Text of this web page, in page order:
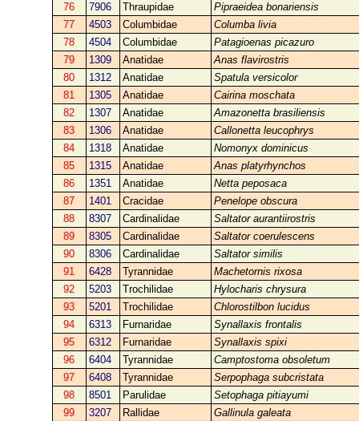
76
7906 Thraupidae
Pipraeidea bonariensis
77
4503 Columbidae
Columba livia
78
4504 Columbidae
Patagioenas picazuro
79
1309 Anatidae
Anas flavirostris
80
1312 Anatidae
Spatula versicolor
81
1305 Anatidae
Cairina moschata
82
1307 Anatidae
Amazonetta brasiliensis
83
1306 Anatidae
Callonetta leucophrys
84
1318 Anatidae
Nomonyx dominicus
85
1315 Anatidae
Anas platyrhynchos
86
1351 Anatidae
Netta peposaca
87
1401 Cracidae
Penelope obscura
88
8307 Cardinalidae
Saltator aurantiirostris
89
8305 Cardinalidae
Saltator coerulescens
90
8306 Cardinalidae
Saltator similis
91
6428 Tyrannidae
Machetornis rixosa
92
5203 Trochilidae
Hylocharis chrysura
93
5201 Trochilidae
Chlorostilbon lucidus
94
6313 Furnaridae
Synallaxis frontalis
95
6312 Furnaridae
Synallaxis spixi
96
6404 Tyrannidae
Camptostoma obsoletum
97
6408 Tyrannidae
Serpophaga subcristata
98
8501 Parulidae
Setophaga pitiayumi
99
3207 Rallidae
Gallinula galeata